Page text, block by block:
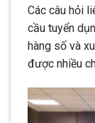
Các câu hỏi
cầu tuyển
hàng số và
được nhiều